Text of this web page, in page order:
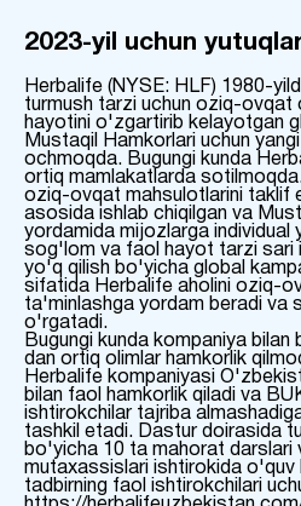
2023-yil uchun
Herbalife (NYSE: HLF) 1980-
turmush tarzi uchun oziq-ovqat
hayotini o'zgartirib kelayotgan
Mustaqil Hamkorlari uchun
ochmoqda. Bugungi kunda
ortiq mamlakatlarda
oziq-ovqat mahsulotlarini taklif
asosida ishlab chiqilgan va
yordamida mijozlarga individual
sog'lom va faol hayot tarzi sari
yo'q qilish bo'yicha global
sifatida Herbalife aholini oziq-
ta'minlashga yordam beradi va
o'rgatadi.
Bugungi kunda kompaniya
dan ortiq olimlar hamkorlik
Herbalife kompaniyasi
bilan faol hamkorlik qiladi va
ishtirokchilar tajriba
tashkil etadi. Dastur doirasida
bo'yicha 10 ta mahorat darslari
mutaxassislari ishtirokida o'quv
tadbirning faol ishtirokchilari